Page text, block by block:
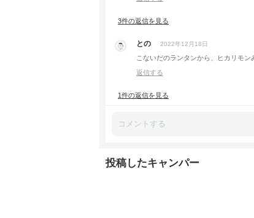
3件の返信を見る
との 2022年12月18日
こないだのランタンから、ヒカリモ
返信する
1件の返信を見る
投稿したキャンパー